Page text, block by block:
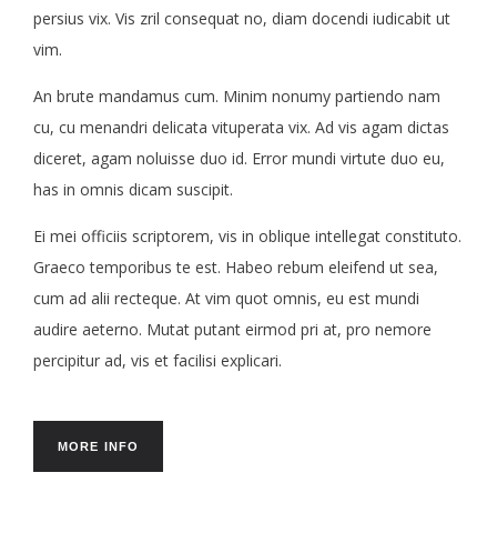
persius vix. Vis zril consequat no, diam docendi iudicabit ut
vim.
An brute mandamus cum. Minim nonumy partiendo nam
cu, cu menandri delicata vituperata vix. Ad vis agam dictas
diceret, agam noluisse duo id. Error mundi virtute duo eu,
has in omnis dicam suscipit.
Ei mei officiis scriptorem, vis in oblique intellegat constituto.
Graeco temporibus te est. Habeo rebum eleifend ut sea,
cum ad alii recteque. At vim quot omnis, eu est mundi
audire aeterno. Mutat putant eirmod pri at, pro nemore
percipitur ad, vis et facilisi explicari.
MORE INFO